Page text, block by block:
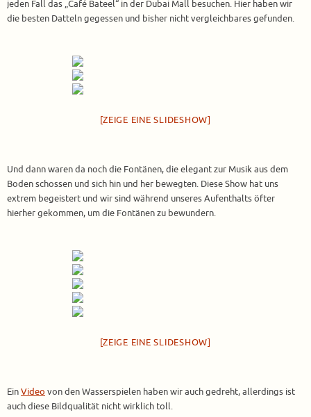
jeden Fall das „Café Bateel“ in der Dubai Mall besuchen. Hier haben wir
die besten Datteln gegessen und bisher nicht vergleichbares gefunden.
[ZEIGE EINE SLIDESHOW]
Und dann waren da noch die Fontänen, die elegant zur Musik aus dem
Boden schossen und sich hin und her bewegten. Diese Show hat uns
extrem begeistert und wir sind während unseres Aufenthalts öfter
hierher gekommen, um die Fontänen zu bewundern.
[ZEIGE EINE SLIDESHOW]
EinVideo von den Wasserspielen haben wir auch gedreht, allerdings ist
auch diese Bildqualität nicht wirklich toll.